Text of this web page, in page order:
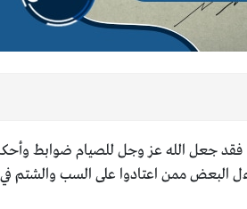
فقد جعل الله عز وجل للصيام ضوابط
البعض ممن اعتادوا على السب